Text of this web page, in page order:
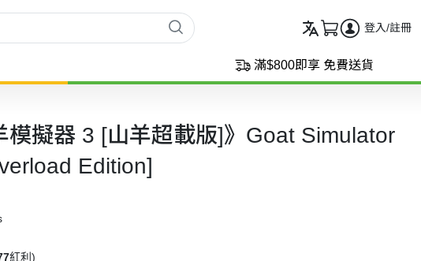
登入/註冊
滿$800即享 免費送貨
模擬器 3 [山羊超載版]》Goat Simulator
Edition]
紅利)